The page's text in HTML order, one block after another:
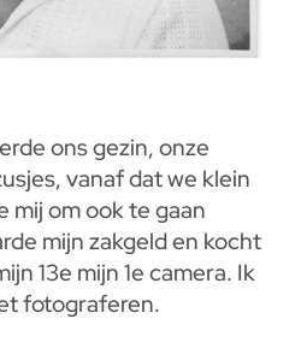
ons gezin, onze
vanaf dat we klein
mij om ook te gaan
mijn zakgeld en kocht
13e mijn 1e camera. Ik
fotograferen.